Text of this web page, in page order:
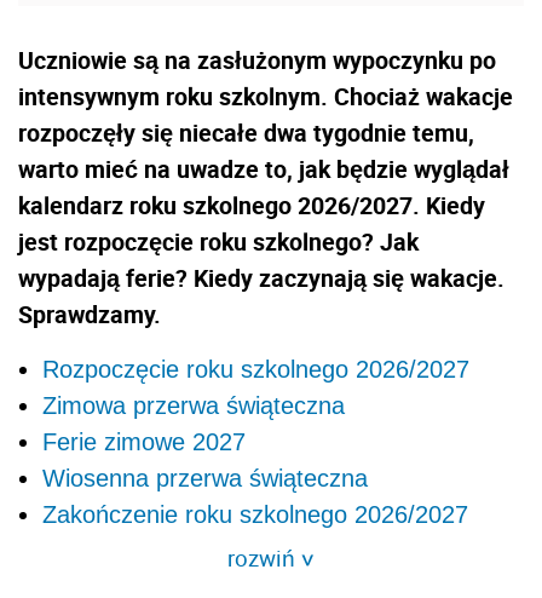
Uczniowie są na zasłużonym wypoczynku po
intensywnym roku szkolnym. Chociaż wakacje
rozpoczęły się niecałe dwa tygodnie temu,
warto mieć na uwadze to, jak będzie wyglądał
kalendarz roku szkolnego 2026/2027. Kiedy
jest rozpoczęcie roku szkolnego? Jak
wypadają ferie? Kiedy zaczynają się wakacje.
Sprawdzamy.
Rozpoczęcie roku szkolnego 2026/2027
Zimowa przerwa świąteczna
Ferie zimowe 2027
Wiosenna przerwa świąteczna
Zakończenie roku szkolnego 2026/2027
rozwiń>